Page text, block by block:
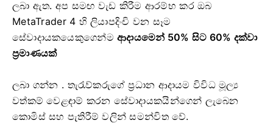
ලබා ඇත. අප සමඟ වැඩ කිරීම ආරම්භ කරඔබ
MetaTrader 4 හි ලියාපදිංචි වන සෑම
සේවාදායකයෙකුගෙන්මආදායමෙන් 50% සිට 60% දක්වා
ප්‍රමාණයක්
ලබා ගන්න . තැරැව්කරුගේ ප්‍රධාන ආදායම විවිධ මූල්‍ය
වත්කම් වෙළඳාම් කරන සේවාදායකයින්ගෙන් ලැබෙන
කොමිස් සහ පැතිරීම් වලින් සමන්විත වේ.